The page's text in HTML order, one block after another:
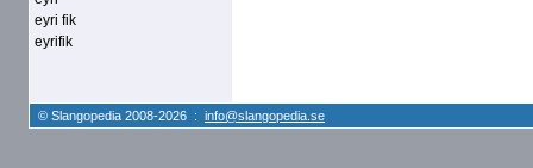
eyri fik
eyrifik
© Slangopedia 2008-2026 : info@slangopedia.se